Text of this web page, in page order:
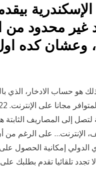
غير محدود من
وعشان كده
المال وادخاره، اقرأ 21 نصيحة لتصل إلى
الإنترنت… على الرغم من
الدولي إمكانية الحصول
لا تجدد تلقائيا تقدم